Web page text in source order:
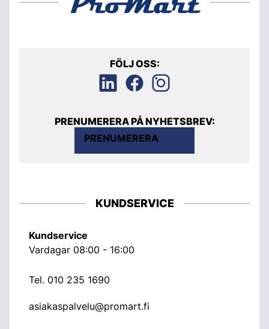
FÖLJ OSS:
PRENUMERERA PÅ NYHETSBREV:
PRENUMERERA
KUNDSERVICE
Kundservice
Vardagar 08:00 - 16:00
Tel. 010 235 1690
asiakaspalvelu@promart.fi